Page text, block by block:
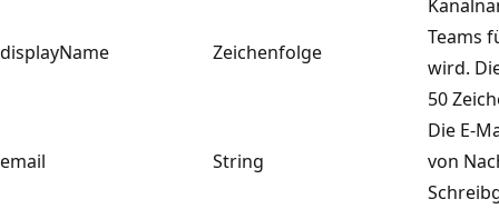
displayName Zeichenfolge
Teams
wird.
50
email String
Die E-
von